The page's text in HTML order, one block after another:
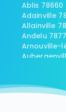
Ablis 78660
Adainville
Allainville
Andelu
Arnouville-
Autouillet
Bazainville